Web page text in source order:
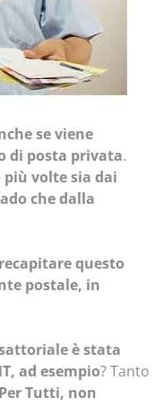
se viene
di posta privata.
volte sia dai
che dalla
questo
postale, in
è stata
ad esempio? Tanto
Tutti, non